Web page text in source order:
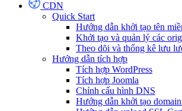
CDN
Quick Start
Hướng dẫn khởi tạo tên
Khởi tạo và quản lý các
Theo dõi và thống kê lưu
Hướng dẫn tích hợp
Tích hợp WordPress
Tích hợp Joomla
Chỉnh cấu hình DNS
Hướng dẫn khởi tạo